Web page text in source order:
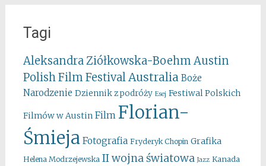
Tagi
Aleksandra Ziółkowska-Boehm Austin
Polish Film FestivalAustralia Boże
Narodzenie Dziennik z podróży Esej Festiwal Polskich
Filmów w Austin Film Florian-
Śmieja Fotografia Fryderyk Chopin Grafika
Helena Modrzejewska II wojna światowa Jazz Kanada